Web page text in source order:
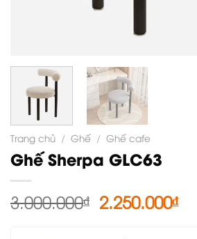
Trang chủ / Ghế / Ghế cafe
Ghế Sherpa GLC63
3.000.000₫ Giá
gốc
2.250.000₫Giá